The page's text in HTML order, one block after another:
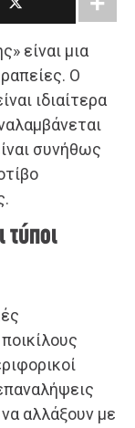
είναι μια
Ο
ιδιαίτερα
συνήθως
αλλάξουν με